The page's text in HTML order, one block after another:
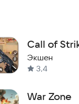
Call of
Экшен
3,4
War Zone